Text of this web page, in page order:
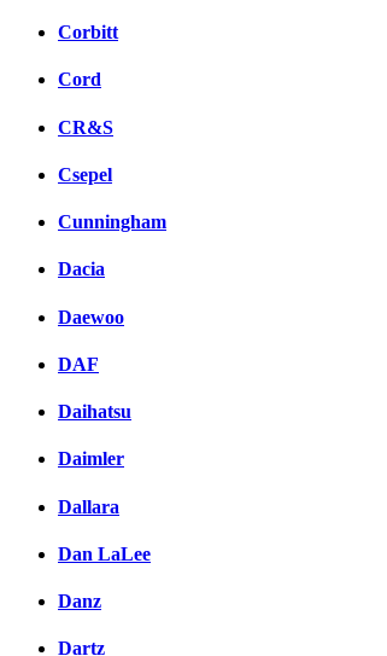
Corbitt
Cord
CR&S
Csepel
Cunningham
Dacia
Daewoo
DAF
Daihatsu
Daimler
Dallara
Dan LaLee
Danz
Dartz